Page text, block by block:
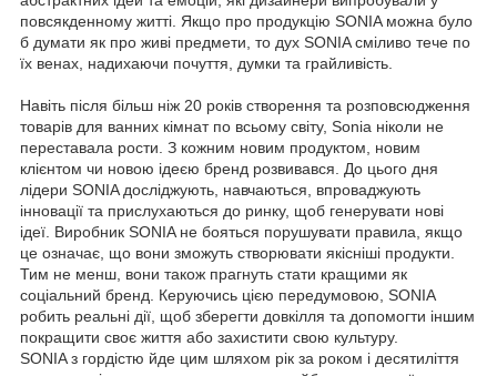
повсякденному житті. Якщо про продукцію SONIA можна було
б думати як про живі предмети, то дух SONIA сміливо тече по
їх венах, надихаючи почуття, думки та грайливість.
Навіть після більш ніж 20 років створення та розповсюдження
товарів для ванних кімнат по всьому світу, Sonia ніколи не
переставала рости. З кожним новим продуктом, новим
клієнтом чи новою ідеєю бренд розвивався. До цього дня
лідери SONIA досліджують, навчаються, впроваджують
інновації та прислухаються до ринку, щоб генерувати нові
ідеї. Виробник SONIA не бояться порушувати правила, якщо
це означає, що вони зможуть створювати якісніші продукти.
Тим не менш, вони також прагнуть стати кращими як
соціальний бренд. Керуючись цією передумовою, SONIA
робить реальні дії, щоб зберегти довкілля та допомогти іншим
покращити своє життя або захистити свою культуру.
SONIA з гордістю йде цим шляхом рік за роком і десятиліття